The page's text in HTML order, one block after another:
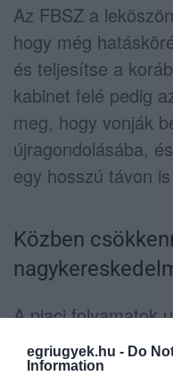
egriugyek.hu - Do
Information
Az FBSZ a
hogy még
és teljesítse a
kabinet felé pedig
meg, hogy vonják
újragondolásába,
egy hosszú távon
Közben
A piaci folyamatok
irányba mutatnak. A
beszámolója